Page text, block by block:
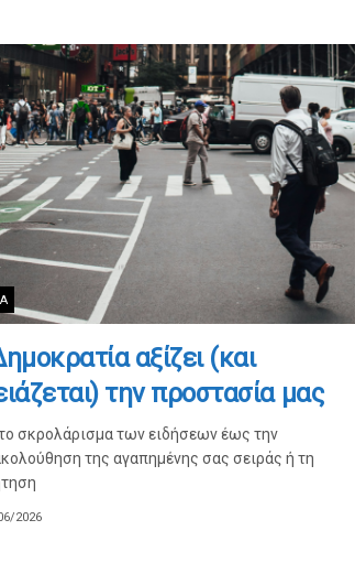
αξίζει (και
την προστασία μας
σκρολάρισμα των ειδήσεων έως την
της αγαπημένης σας σειράς ή τη
2026